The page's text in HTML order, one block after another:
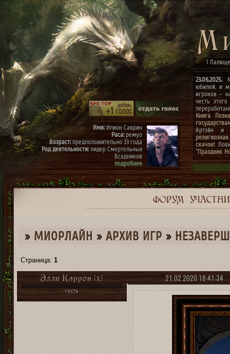
1
23.06.2025.
юбилей, и
игроков –
честь
Книга
Артэйн и
скачок!
"Праздник
конкурсах
архиве"(до
к
Имя:Илион Саврин
Раса:ремуо
Возраст:предположительно 33 года
Род деятельности:лидер Смертельных
Всадников
подробнее
Имя:Тэрис
Раса:ремуо
Возраст:предположительно 30 лет
подробнее
ФОРУМ
» МИОРЛАЙН » ­АРХИВ ИГР »
Страница:1
21.02.2020 18:41:34
Элли Кэррон [X]
ГОСТЬ